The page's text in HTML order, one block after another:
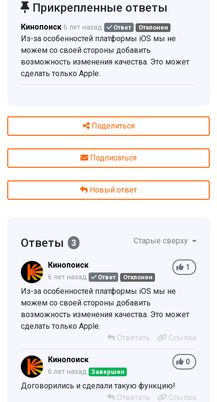
Прикрепленные ответы
Кинопоиск 6 лет назад Ответ Отклонен
Из-за особенностей платформы iOS мы не
можем со своей стороны добавить
возможность изменения качества. Это может
сделать только Apple.
Поделиться
Подписаться
Новый ответ
Ответы 3 Старые сверху
1
Кинопоиск
6 лет назад Ответ Отклонен
Из-за особенностей платформы iOS мы не
можем со своей стороны добавить
возможность изменения качества. Это может
сделать только Apple.
Ответить
Ссылка
0
Кинопоиск
6 лет назад Завершен
Договорились и сделали такую функцию!
Ответить
Ссылка